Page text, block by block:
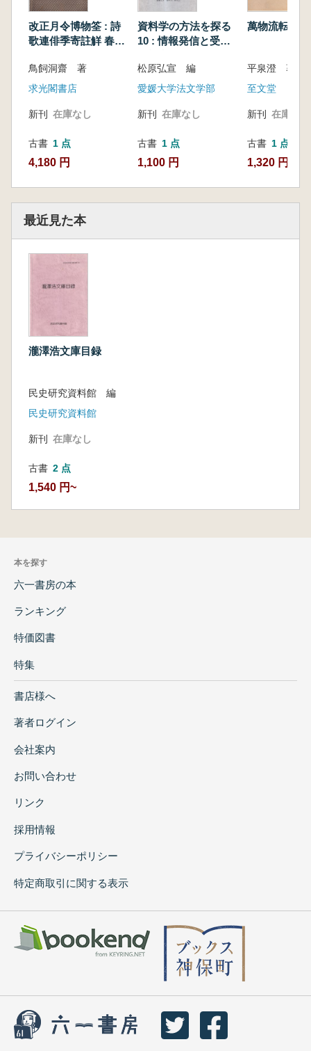
改正月令博物筌 : 詩
歌連俳季寄註觧 春夏
鳥飼洞齋 著
求光閣書店
新刊 在庫なし
古書 1 点
4,180 円
資料学の方法を探る
10 : 情報発信と受容
松原弘宣 編
愛媛大学法文学部
新刊 在庫なし
古書 1 点
1,100 円
萬物流転
平泉澄 著
至文堂
新刊 在庫なし
古書 1 点
1,320 円
最近見た本
瀧澤浩文庫目録
民史研究資料館 編
民史研究資料館
新刊 在庫なし
古書 2 点
1,540 円~
本を探す
六一書房の本
ランキング
特価図書
特集
書店様へ
著者ログイン
会社案内
お問い合わせ
リンク
採用情報
プライバシーポリシー
特定商取引に関する表示